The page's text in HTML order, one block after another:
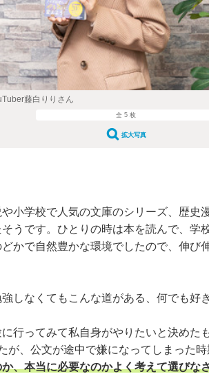
藤白りりさん
全 5 枚
拡大写真
小学校で人気の文庫のシリーズ、歴史
うです。ひとりの時は本を読んで、学
かで自然豊かな環境でしたので、伸び
しなくてもこんな道がある、何でも好
行ってみて私自身がやりたいと決めた
、公文が途中で嫌になってしまった
、本当に必要なのかよく考えて選びな